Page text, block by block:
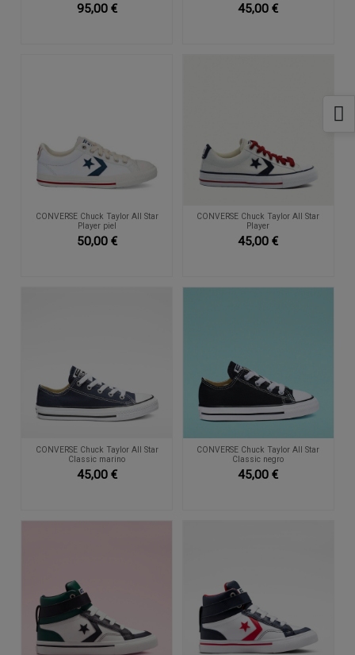
95,00 € 45,00 €
CONVERSE Chuck Taylor All Star
Player piel
50,00 €
CONVERSE Chuck Taylor All Star
Player
45,00 €
CONVERSE Chuck Taylor All Star
Classic marino
45,00 €
CONVERSE Chuck Taylor All Star
Classic negro
45,00 €